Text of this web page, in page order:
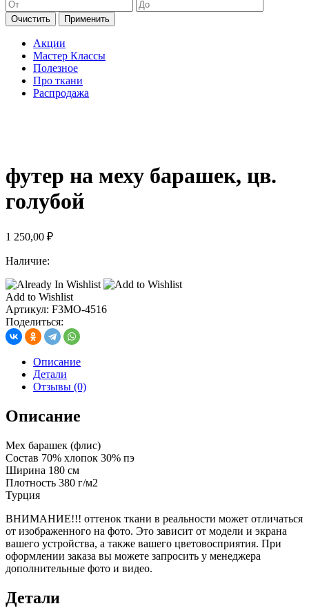
Очистить Применить
Акции
Мастер Классы
Полезное
Про ткани
Распродажа
футер на меху барашек, цв.
голубой
1 250,00 ₽
Наличие:
Add to Wishlist
Артикул: F3MO-4516
Поделиться:
Описание
Детали
Отзывы (0)
Описание
Мех барашек (флис)
Состав 70% хлопок 30% пэ
Ширина 180 см
Плотность 380 г/м2
Турция
ВНИМАНИЕ!!! оттенок ткани в реальности может отличаться
от изображенного на фото. Это зависит от модели и экрана
вашего устройства, а также вашего цветовосприятия. При
оформлении заказа вы можете запросить у менеджера
дополнительные фото и видео.
Детали